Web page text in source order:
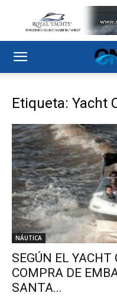
Etiqueta: Yacht
NÁUTICA
SEGÚN EL
COMPRA DE
SANTA...